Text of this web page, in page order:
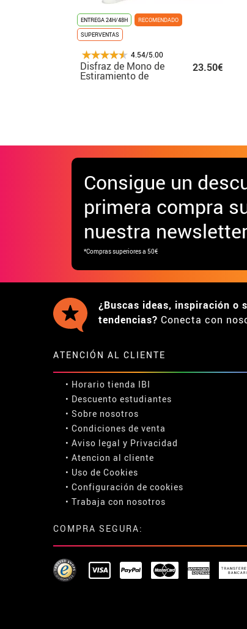
ENTREGA 24H/48H
RECOMENDADO
SUPERVENTAS
4.54/5.00
Disfraz de Mono de
Estiramiento de
23.50€
Consigue un
primera compra
nuestra
*Compras superiores a 50€
¿Buscas ideas, inspiración o
tendencias? Conecta con
ATENCIÓN AL CLIENTE
• Horario tienda IBI
• Descuento estudiantes
• Sobre nosotros
• Condiciones de venta
• Aviso legal y Privacidad
• Atencion al cliente
• Uso de Cookies
• Configuración de cookies
• Trabaja con nosotros
COMPRA SEGURA: